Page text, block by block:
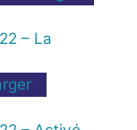
– La